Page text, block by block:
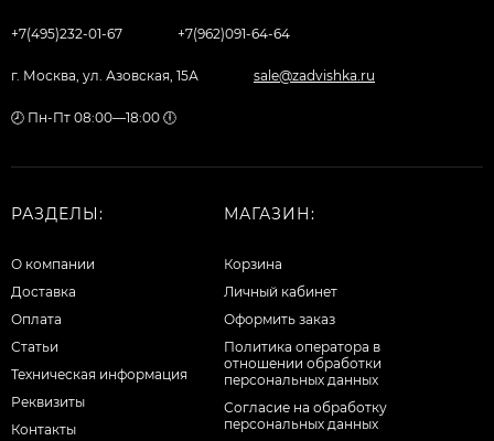
+7(495)232-01-67 +7(962)091-64-64
г. Москва, ул. Азовская, 15А sale@zadvishka.ru
🕗 Пн-Пт 08:00—18:00 🕕
РАЗДЕЛЫ:
О компании
Доставка
Оплата
Статьи
Техническая информация
Реквизиты
Контакты
МАГАЗИН:
Корзина
Личный кабинет
Оформить заказ
Политика оператора в
отношении обработки
персональных данных
Согласие на обработку
персональных данных